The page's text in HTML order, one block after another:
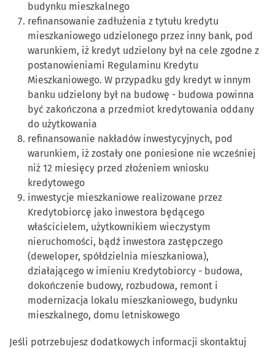
budynku mieszkalnego
refinansowanie zadłużenia z tytułu kredytu
mieszkaniowego udzielonego przez inny bank, pod
warunkiem, iż kredyt udzielony był na cele zgodne z
postanowieniami Regulaminu Kredytu
Mieszkaniowego. W przypadku gdy kredyt w innym
banku udzielony był na budowę - budowa powinna
być zakończona a przedmiot kredytowania oddany
do użytkowania
refinansowanie nakładów inwestycyjnych, pod
warunkiem, iż zostały one poniesione nie wcześniej
niż 12 miesięcy przed złożeniem wniosku
kredytowego
inwestycje mieszkaniowe realizowane przez
Kredytobiorcę jako inwestora będącego
właścicielem, użytkownikiem wieczystym
nieruchomości, bądź inwestora zastępczego
(deweloper, spółdzielnia mieszkaniowa),
działającego w imieniu Kredytobiorcy - budowa,
dokończenie budowy, rozbudowa, remont i
modernizacja lokalu mieszkaniowego, budynku
mieszkalnego, domu letniskowego
Jeśli potrzebujesz dodatkowych informacji skontaktuj